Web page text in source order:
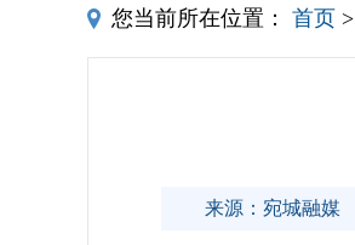
您当前所在位置： 首页 >
来源：宛城融媒